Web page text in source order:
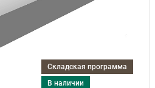
Складская программа
в наличии